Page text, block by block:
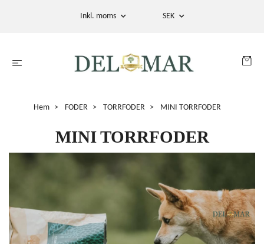
Inkl. moms SEK
Hem FODER TORRFODER MINI TORRFODER
MINI TORRFODER